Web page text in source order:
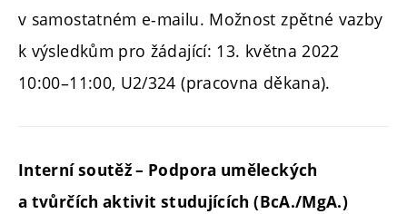
v samostatném e-mailu. Možnost zpětné vazby
k výsledkům pro žádající: 13. května 2022
10:00–11:00, U2/324 (pracovna děkana).
Interní soutěž – Podpora uměleckých
a tvůrčích aktivit studujících (BcA./MgA.)